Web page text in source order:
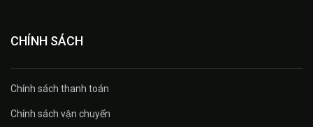
CHÍNH SÁCH
Chính sách thanh toán
Chính sách vận chuyển